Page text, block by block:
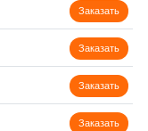
Заказать
Заказать
Заказать
Заказать